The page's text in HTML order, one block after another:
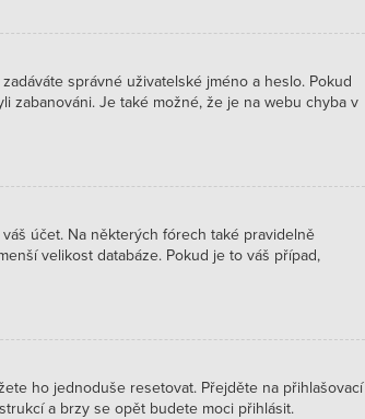
správné uživatelské jméno a heslo. Pokud
zabanováni. Je také možné, že je na webu chyba v
účet. Na některých fórech také pravidelně
velikost databáze. Pokud je to váš případ,
ho jednoduše resetovat. Přejděte na přihlašovací
a brzy se opět budete moci přihlásit.